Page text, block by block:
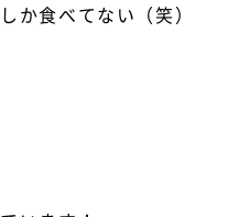
か食べてない（笑）